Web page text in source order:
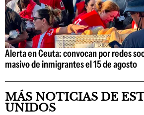
Alerta en Ceuta: convocan por redes
masivo de inmigrantes el 15 de agosto
MÁS NOTICIAS DE
UNIDOS